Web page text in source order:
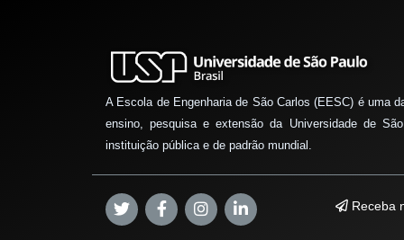
A Escola de Engenharia de São Carlos (EESC) é uma
ensino, pesquisa e extensão da Universidade de
instituição pública e de padrão mundial.
Receba